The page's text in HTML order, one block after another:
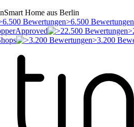
Smart Home aus Berlin
>6.500 Bewertungen
>3.200